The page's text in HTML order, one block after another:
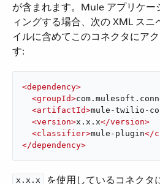
が含まれます。Mule アプリケー
ィングする場合、次の XML スニ
イルに含めてこのコネクタにア
す:
<dependency>
<groupId>
<artifactId>mule-twilio-
<version>x.x.x</version>
<classifier>mule-plugin</
</dependency>
x.x.x
を使用しているコネク